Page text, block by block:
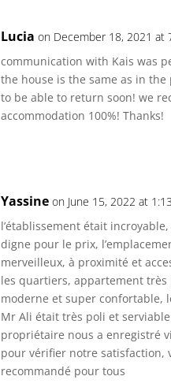
Lucia on December 18, 2021 at
communication with Kais was
the house is the same as in the
to be able to return soon! we
accommodation 100%! Thanks!
Yassine on June 15, 2022 at
l’établissement était
digne pour le prix,
merveilleux, à proximité et
les quartiers, appartement très
moderne et super confortable,
Mr Ali était très poli et
propriétaire nous a enregistré
pour vérifier notre satisfaction,
recommandé pour tous